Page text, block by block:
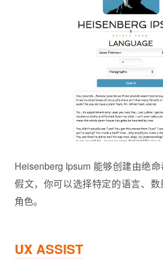
Heisenberg Ipsum 能够创建由绝
假文，你可以选择特定的语言、
角色。
UX ASSIST